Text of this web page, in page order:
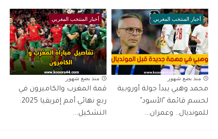
أخبار المنتخب المغربي
منذ بضع شهور
محمد وهبي يبدأ جولة أوروبية
لحسم قائمة "الأسود"
للمونديال.. وعمران...
أخبار المنتخب المغربي
منذ بضع شهور
قمة المغرب والكاميرون في
ربع نهائي أمم إفريقيا 2025:
التشكيل...